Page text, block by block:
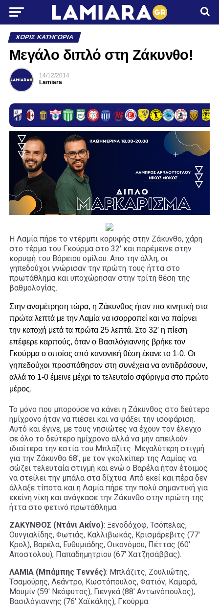
ΧΩΡΊΣ ΚΑΤΗΓΟΡΊΑ
Μεγάλο διπλό στη Ζάκυνθο!
14/12/2014
Lamiara
Η Λαμία πήρε το ντέρμπι κορυφής στην Ζάκυνθο, χάρη
στο τέρμα του Γκούρμα στο 32′ και παρέμεινε στην
κορυφή του Βόρειου ομίλου. Από την άλλη, οι
γηπεδούχοι γνώρισαν την πρώτη τους ήττα στο
πρωτάθλημα και υποχώρησαν στην τρίτη θέση της
βαθμολογίας.
Στην αναμέτρηση τώρα, η Ζάκυνθος ήταν πιο κινητική στα
πρώτα λεπτά με την Λαμία να ισορροπεί και να παίρνει
την κατοχή μετά τα πρώτα 25 λεπτά. Στο 32′ η πίεση
επέφερε καρπούς, όταν ο Βασιλόγιαννης βρήκε τον
Γκούρμα ο οποίος από κανονική θέση έκανε το 1-0. Οι
γηπεδούχοι προσπάθησαν στη συνέχεια να αντιδράσουν,
αλλά το 1-0 έμεινε μέχρι το τελευταίο σφύριγμα στο πρώτο
μέρος.
Το μόνο που μπορούσε να κάνει η Ζάκυνθος στο δεύτερο
ημίχρονο ήταν να πιέσει και να ψάξει την ισοφάριση.
Αυτό και έγινε, με τους νησιώτες να έχουν τον έλεγχο
σε όλο το δεύτερο ημίχρονο αλλά να μην απειλούν
ιδιαίτερα την εστία του Μπλάζιτς. Μεγαλύτερη στιγμή
για την Ζάκυνθο 68′, με τον γκολκίπερ της Λαμίας να
σώζει τελευταία στιγμή και ενώ ο Βαρέλα ήταν έτοιμος
να στείλει την μπάλα στα δίχτυα. Από εκεί και πέρα δεν
άλλαξε τίποτα και η Λαμία πήρε την πολύ σημαντική για
εκείνη νίκη και ανάγκασε την Ζάκυνθο στην πρώτη της
ήττα στο φετινό πρωτάθλημα.
ΖΑΚΥΝΘΟΣ (Ντάνι Ακίνο): Ξενοδόχοφ, Τσόπελας,
Ουνγιαλίδης, Φωτιάς, Καλλιβωκάς, Κρισμάρεβιτς (77′
Κρολ), Βαρέλα, Ευθυμιάδης, Οικονόμου, Πέττας (60′
Αποστόλου), Παπαδημητρίου (67′ Χατζησάββας).
ΛΑΜΙΑ (Μπάμπης Τεννές): Μπλάζιτς, Ζουλιώτης,
Τσαμούρης, Λεάντρο, Κωστόπουλος, Φατιόν, Καμαρά,
Μουμίν (59′ Νεόφυτος), Γιενγκά (88′ Αντωνόπουλος),
Βασιλόγιαννης (76′ Χαϊκάλης), Γκούρμα.